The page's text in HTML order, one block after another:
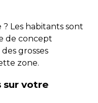
Les habitants sont
de concept
grosses
zone.
sur votre